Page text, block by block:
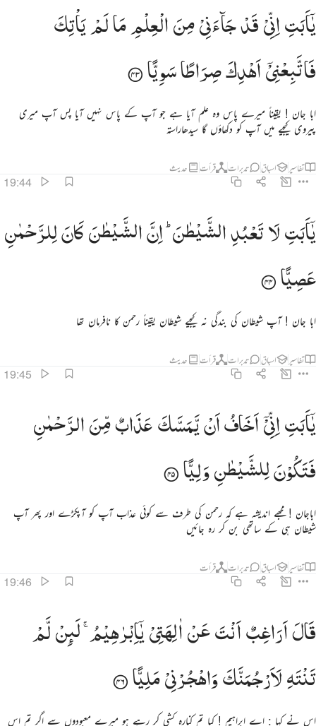
يا ابت اني قد جاءني من العلم ما لم ياتك فاتبعني اهدك صراطا سويا ٤٣
يَـٰٓأَبَتِ إِنِّى قَدْ جَآءَنِى مِنَ ٱلْعِلْمِ مَا لَمْ يَأْتِكَ فَٱتَّبِعْنِىٓ أَهْدِكَ صِرَٰطًۭا سَوِيًّۭا ٤٣
یٰۤاَبَتِاِنِّیْقَدْجَآءَنِیْمِنَالْعِلْمِمَالَمْیَاْتِكَ
فَاتَّبِعْنِیْۤ
اَهْدِكَصِرَاطًاسَوِیًّا
ابا جان ! یقیناً میرے پاس وہ علم آیا ہے جو آپ کے پاس نہیں آیا پس آپ میری
پیروی کیجیے میں آپ کو دکھاؤں گا سیدھاراستہ
تفاسیر اسباق تدبرات قرأت حدیث
19:44
يا ابت لا تعبد الشيطان ان الشيطان كان للرحمان عصيا ٤٤
يَـٰٓأَبَتِ لَا تَعْبُدِ ٱلشَّيْطَـٰنَ ۖ إِنَّ ٱلشَّيْطَـٰنَ كَانَ لِلرَّحْمَـٰنِ عَصِيًّۭا ٤٤
یٰۤاَبَتِلَاتَعْبُدِالشَّیْطٰنَ ؕ اِنَّالشَّیْطٰنَكَانَلِلرَّحْمٰنِ
عَصِیًّا
ابا جان ! آپ شیطان کی بندگی نہ کیجیے شیطان یقیناً رحمن کا نافرمان تھا
تفاسیر اسباق تدبرات قرأت حدیث
19:45
يا ابت اني اخاف ان يمسك عذاب من الرحمان فتكون للشيطان وليا ٤٥
يَـٰٓأَبَتِ إِنِّىٓ أَخَافُ أَن يَمَسَّكَ عَذَابٌۭ مِّنَ ٱلرَّحْمَـٰنِ فَتَكُونَ لِلشَّيْطَـٰنِ وَلِيًّۭا ٤٥
یٰۤاَبَتِاِنِّیْۤاَخَافُاَنْیَّمَسَّكَعَذَابٌمِّنَالرَّحْمٰنِ
فَتَكُوْنَلِلشَّیْطٰنِوَلِیًّا
اباجان ! مجھے اندیشہ ہے کہ رحمن کی طرف سے کوئی عذاب آپ کو آپکڑے اور پھر آپ
شیطان ہی کے ساتھی بن کر رہ جائیں
تفاسیر اسباق تدبرات قرأت
19:46
قال اراغب انت عن الهتي يا ابراهيم لين لم تنته لارجمنك واهجرني مليا ٤٦
قَالَ أَرَاغِبٌ أَنتَ عَنْ ءَالِهَتِى يَـٰٓإِبْرَٰهِيمُ ۖ لَئِن لَّمْ تَنتَهِ لَأَرْجُمَنَّكَ ۖ وَٱهْجُرْنِى مَلِيًّۭا ٤٦
قَالَاَرَاغِبٌاَنْتَعَنْاٰلِهَتِیْیٰۤاِبْرٰهِیْمُ ۚ لَىِٕنْلَّمْ
تَنْتَهِلَاَرْجُمَنَّكَوَاهْجُرْنِیْمَلِیًّا
اس نے کہا : اے ابراہیم ! کیا تم کنارہ کشی کر رہے ہو میرے معبودوں سے اگر تم اس